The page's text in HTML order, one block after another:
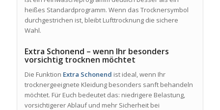
heißes Standardprogramm. Wenn das Trocknersymbol
durchgestrichen ist, bleibt Lufttrocknung die sichere
Wahl.
Extra Schonend – wenn Ihr besonders
vorsichtig trocknen möchtet
Die Funktion Extra Schonend ist ideal, wenn Ihr
trocknergeeignete Kleidung besonders sanft behandeln
möchtet. Für Euch bedeutet das: niedrigere Belastung,
vorsichtigerer Ablauf und mehr Sicherheit bei